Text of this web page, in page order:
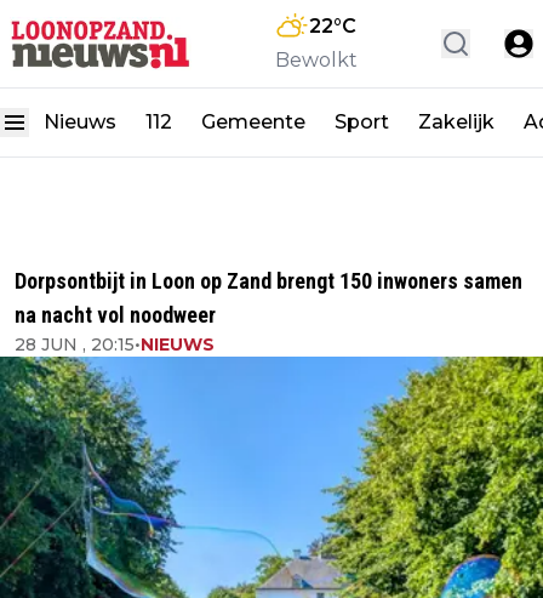
22°C
Bewolkt
Nieuws 112 Gemeente Sport Zakelijk
Dorpsontbijt in Loon op Zand brengt 150 inwoners samen
na nacht vol noodweer
28 JUN , 20:15•NIEUWS